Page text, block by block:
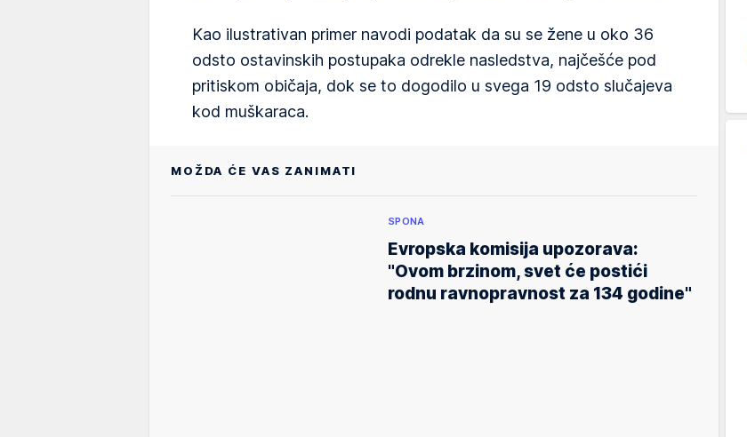
Kao ilustrativan primer navodi podatak da su se žene u oko 36
odsto ostavinskih postupaka odrekle nasledstva, najčešće pod
pritiskom običaja, dok se to dogodilo u svega 19 odsto slučajeva
kod muškaraca.
MOŽDA ĆE VAS ZANIMATI
SPONA
Evropska komisija upozorava:
"Ovom brzinom, svet će postići
rodnu ravnopravnost za 134 godine"